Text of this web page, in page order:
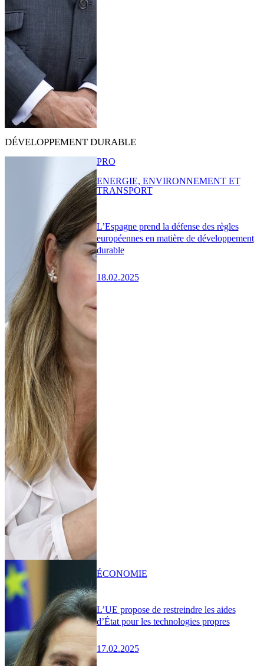
DÉVELOPPEMENT DURABLE
L’Espagne prend la défense des règles
européennes en matière de développement
durable
18.02.2025
PRO
ENERGIE, ENVIRONNEMENT ET
TRANSPORT
L’UE propose de restreindre les aides
d’État pour les technologies propres
17.02.2025
ÉCONOMIE